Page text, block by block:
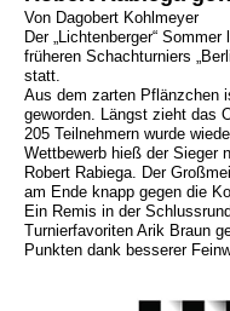
Von Dagobert Kohlmeyer
Der „Lichtenberger“
früheren Schachturniers
statt.
Aus dem zarten Pflänzchen
geworden. Längst zieht das
205 Teilnehmern wurde
Wettbewerb hieß der Sieger
Robert Rabiega. Der
am Ende knapp gegen die
Ein Remis in der
Turnierfavoriten Arik Braun
Punkten dank besserer